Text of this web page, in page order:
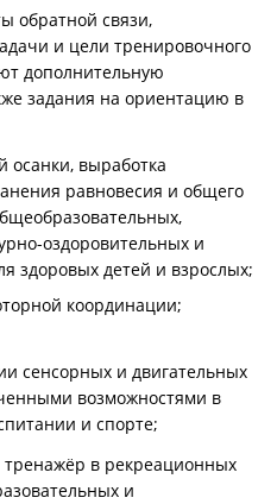
обратной связи,
и цели тренировочного
дополнительную
задания на ориентацию в
осанки, выработка
равновесия и общего
оздоровительных и
здоровых детей и взрослых;
координации;
сенсорных и двигательных
возможностями в
и спорте;
в рекреационных
и